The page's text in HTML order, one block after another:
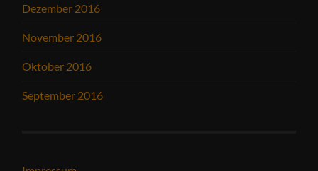
Dezember 2016
November 2016
Oktober 2016
September 2016